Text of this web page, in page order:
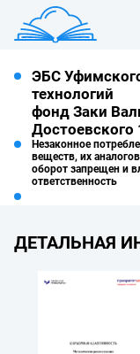
ЭБС
технологий
фонд Заки
Достоевского
Незаконное
веществ, их
оборот запрещен и
ответственность
ДЕТАЛЬНАЯ